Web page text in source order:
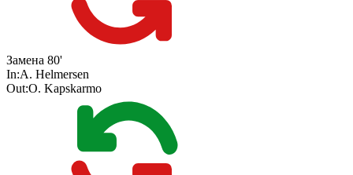
Замена 80'
In:A. Helmersen
Out:O. Kapskarmo